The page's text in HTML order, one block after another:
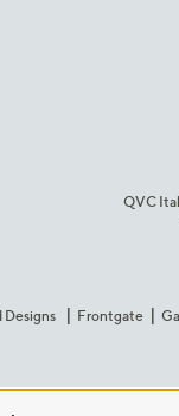
QVC
Designs Frontgate